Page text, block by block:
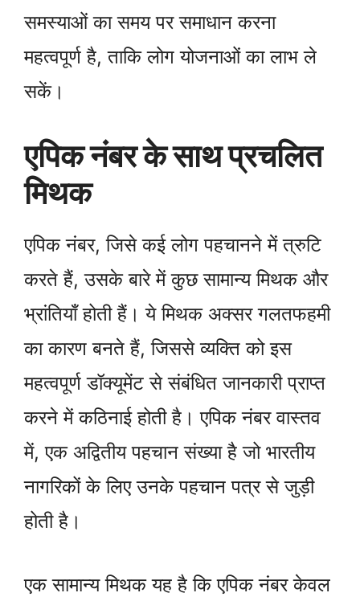
समस्याओं का समय पर समाधान करना
महत्वपूर्ण है, ताकि लोग योजनाओं का लाभ ले
सकें।
एपिक नंबर के साथ प्रचलित
मिथक
एपिक नंबर, जिसे कई लोग पहचानने में त्रुटि
करते हैं, उसके बारे में कुछ सामान्य मिथक और
भ्रांतियाँ होती हैं। ये मिथक अक्सर गलतफहमी
का कारण बनते हैं, जिससे व्यक्ति को इस
महत्वपूर्ण डॉक्यूमेंट से संबंधित जानकारी प्राप्त
करने में कठिनाई होती है। एपिक नंबर वास्तव
में, एक अद्वितीय पहचान संख्या है जो भारतीय
नागरिकों के लिए उनके पहचान पत्र से जुड़ी
होती है।
एक सामान्य मिथक यह है कि एपिक नंबर केवल